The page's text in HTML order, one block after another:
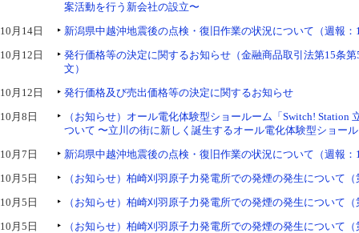
案活動を行う新会社の設立〜
10月14日
新潟県中越沖地震後の点検・復旧作業の状況について（週報：
10月12日
発行価格等の決定に関するお知らせ（金融商品取引法第15条
文）
10月12日
発行価格及び売出価格等の決定に関するお知らせ
10月8日
（お知らせ）オール電化体験型ショールーム「Switch! Station
ついて 〜立川の街に新しく誕生するオール電化体験型ショー
10月7日
新潟県中越沖地震後の点検・復旧作業の状況について（週報：
10月5日
（お知らせ）柏崎刈羽原子力発電所での発煙の発生について
10月5日
（お知らせ）柏崎刈羽原子力発電所での発煙の発生について
10月5日
（お知らせ）柏崎刈羽原子力発電所での発煙の発生について